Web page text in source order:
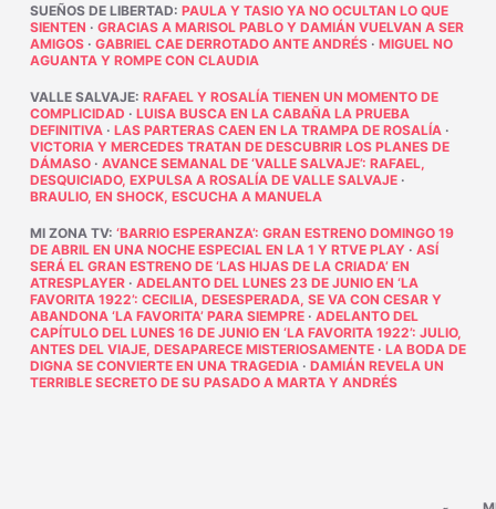
SUEÑOS DE LIBERTAD: PAULA Y TASIO YA NO OCULTAN LO QUE
SIENTEN · GRACIAS A MARISOL PABLO Y DAMIÁN VUELVAN A SER
AMIGOS· GABRIEL CAE DERROTADO ANTE ANDRÉS· MIGUEL NO
AGUANTA Y ROMPE CON CLAUDIA
VALLE SALVAJE: RAFAEL Y ROSALÍA TIENEN UN MOMENTO DE
COMPLICIDAD · LUISA BUSCA EN LA CABAÑA LA PRUEBA
DEFINITIVA· LAS PARTERAS CAEN EN LA TRAMPA DE ROSALÍA·
VICTORIA Y MERCEDES TRATAN DE DESCUBRIR LOS PLANES DE
DÁMASO· AVANCE SEMANAL DE ‘VALLE SALVAJE’: RAFAEL,
DESQUICIADO, EXPULSA A ROSALÍA DE VALLE SALVAJE·
BRAULIO, EN SHOCK, ESCUCHA A MANUELA
MI ZONA TV: ‘BARRIO ESPERANZA’: GRAN ESTRENO DOMINGO 19
DE ABRIL EN UNA NOCHE ESPECIAL EN LA 1 Y RTVE PLAY· ASÍ
SERÁ EL GRAN ESTRENO DE ‘LAS HIJAS DE LA CRIADA’ EN
ATRESPLAYER· ADELANTO DEL LUNES 23 DE JUNIO EN ‘LA
FAVORITA 1922’: CECILIA, DESESPERADA, SE VA CON CESAR Y
ABANDONA ‘LA FAVORITA’ PARA SIEMPRE· ADELANTO DEL
CAPÍTULO DEL LUNES 16 DE JUNIO EN ‘LA FAVORITA 1922’: JULIO,
ANTES DEL VIAJE, DESAPARECE MISTERIOSAMENTE· LA BODA DE
DIGNA SE CONVIERTE EN UNA TRAGEDIA· DAMIÁN REVELA UN
TERRIBLE SECRETO DE SU PASADO A MARTA Y ANDRÉS